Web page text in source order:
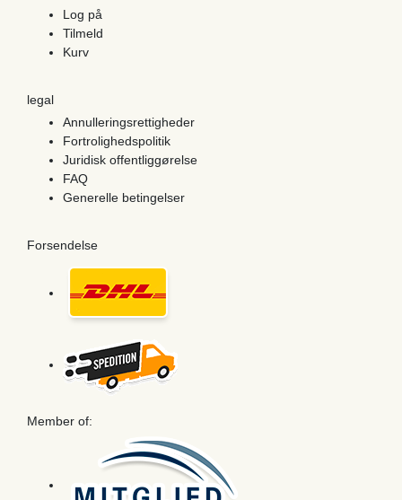
Log på
Tilmeld
Kurv
legal
Annulleringsrettigheder
Fortrolighedspolitik
Juridisk offentliggørelse
FAQ
Generelle betingelser
Forsendelse
Member of: